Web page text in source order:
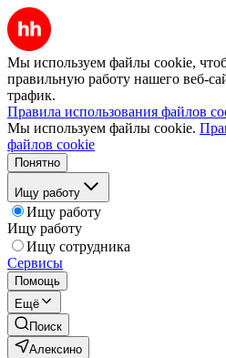
Мы используем файлы cookie,
правильную работу нашего веб-
трафик.
Правила использования файлов
Мы используем файлы cookie.
файлов cookie
Понятно
Ищу работу
Ищу работу
Ищу работу
Ищу сотрудника
Сервисы
Помощь
Ещё
Поиск
Алексино